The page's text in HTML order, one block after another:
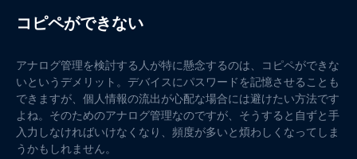
コピペができない
アナログ管理を検討する人が特に懸念するのは、コピペができな
いというデメリット。デバイスにパスワードを記憶させることも
できますが、個人情報の流出が心配な場合には避けたい方法です
よね。そのためのアナログ管理なのですが、そうすると自ずと手
入力しなければいけなくなり、頻度が多いと煩わしくなってしま
うかもしれません。